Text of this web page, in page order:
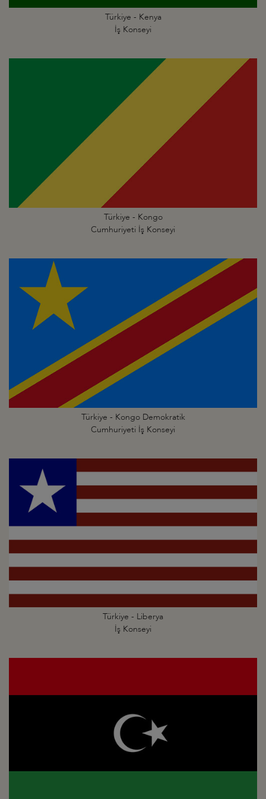
Türkiye - Kenya
İş Konseyi
Türkiye - Kongo
Cumhuriyeti İş Konseyi
Türkiye - Kongo Demokratik
Cumhuriyeti İş Konseyi
Türkiye - Liberya
İş Konseyi